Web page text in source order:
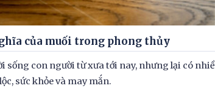
của muối trong phong thủy
con người từ xưa tới nay, nhưng lại có
sức khỏe và may mắn.